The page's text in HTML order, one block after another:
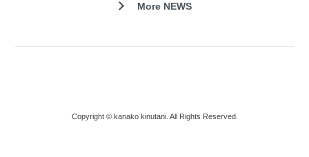
More NEWS
Copyright © kanako kinutani. All Rights Reserved.